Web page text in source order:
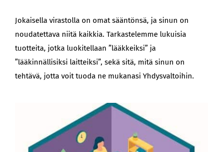
Jokaisella virastolla on omat sääntönsä, ja sinun on
noudatettava niitä kaikkia. Tarkastelemme lukuisia
tuotteita, jotka luokitellaan ”lääkkeiksi” ja
”lääkinnällisiksi laitteiksi”, sekä sitä, mitä sinun on
tehtävä, jotta voit tuoda ne mukanasi Yhdysvaltoihin.